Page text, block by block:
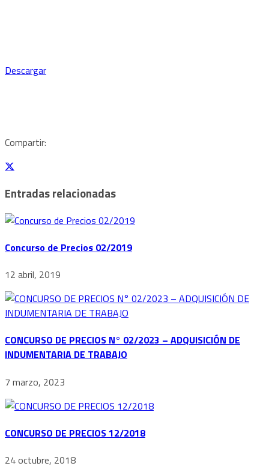
Descargar
Compartir:
Entradas relacionadas
Concurso de Precios 02/2019
12 abril, 2019
CONCURSO DE PRECIOS N° 02/2023 – ADQUISICIÓN DE
INDUMENTARIA DE TRABAJO
7 marzo, 2023
CONCURSO DE PRECIOS 12/2018
24 octubre, 2018